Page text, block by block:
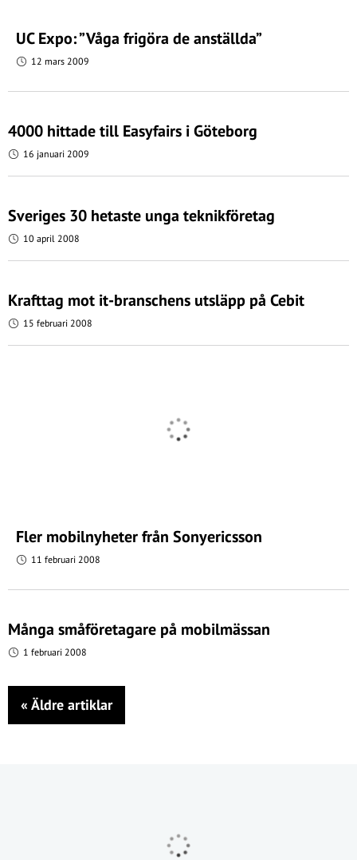
UC Expo: ”Våga frigöra de anställda”
12 mars 2009
4000 hittade till Easyfairs i Göteborg
16 januari 2009
Sveriges 30 hetaste unga teknikföretag
10 april 2008
Krafttag mot it-branschens utsläpp på Cebit
15 februari 2008
Fler mobilnyheter från Sonyericsson
11 februari 2008
Många småföretagare på mobilmässan
1 februari 2008
« Äldre artiklar